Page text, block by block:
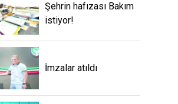
Şehrin hafızası Bakım
istiyor!
İmzalar atıldı